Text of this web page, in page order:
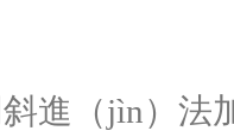
進（jìn）法